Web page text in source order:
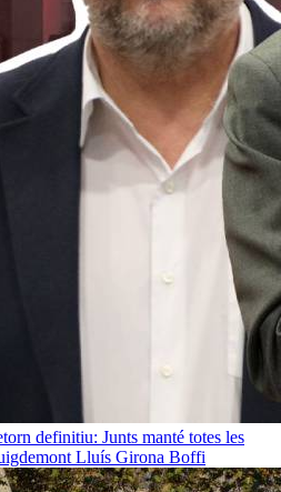
definitiu: Junts manté totes les
Lluís Girona Boffi